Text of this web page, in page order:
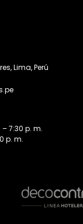
Lima, Perú
7:30 p. m.
p. m.